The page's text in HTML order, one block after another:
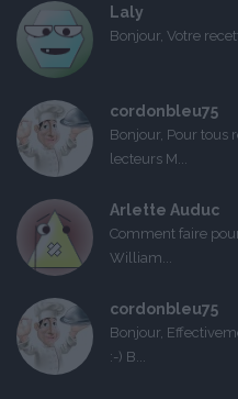
Laly
Bonjour, Votre
cordonbleu75
Bonjour, Pour tous
lecteurs M...
Arlette Auduc
Comment faire
William...
cordonbleu75
Bonjour,
:-) B...